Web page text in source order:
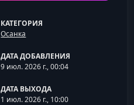
КАТЕГОРИЯ
Осанка
ДАТА ДОБАВЛЕНИЯ
9 июл. 2026 г., 00:04
ДАТА ВЫХОДА
1 июл. 2026 г., 10:00